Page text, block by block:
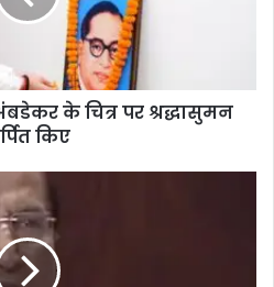
के चित्र पर श्रद्धासुमन
किए